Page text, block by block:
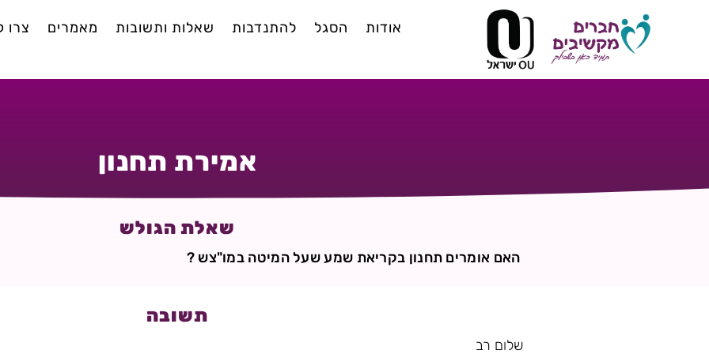
אודות הסגל להתנדבות שאלות ותשובות מאמרים צרו
אמירת תחנון
שאלת הגולש
האם אומרים תחנון בקריאת שמע שעל המיטה במו"צש ?
תשובה
שלום רב